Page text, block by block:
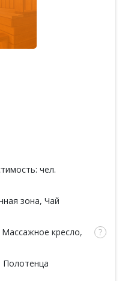
чел.
зона, Чай
Массажное кресло,
Полотенца